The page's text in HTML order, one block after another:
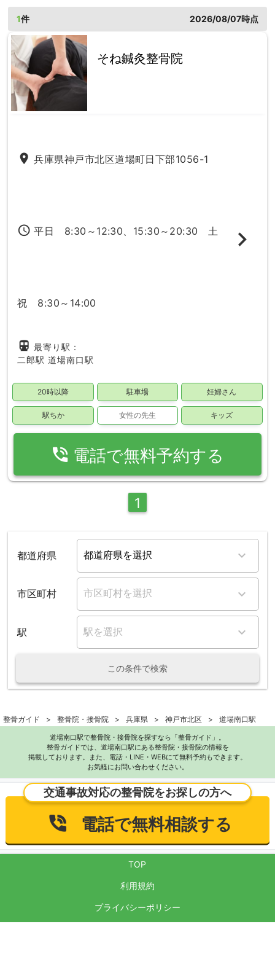
1件 2026/08/07時点
そね鍼灸整骨院
place 兵庫県神戸市北区道場町日下部1056-1
access_time 平日 8:30～12:30、15:30～20:30 土
祝 8:30～14:00
directions_subway 最寄り駅：
二郎駅 道場南口駅
20時以降 駐車場 妊婦さん
駅ちか 女性の先生 キッズ
phone_in_talk 電話で無料予約する
1
都道府県
市区町村
駅
この条件で検索
整骨ガイド 整骨院・接骨院 兵庫県 神戸市北区 道場南口駅
道場南口駅で整骨院・接骨院を探すなら「整骨ガイド」。
整骨ガイドでは、道場南口駅にある整骨院・接骨院の情報を
掲載しております。また、電話・LINE・WEBにて無料予約もできます。
お気軽にお問い合わせください。
交通事故対応の整骨院をお探しの方へ
電話で無料相談する
TOP
利用規約
プライバシーポリシー